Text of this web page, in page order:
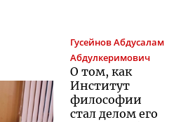
ГусейновАбдусалам
Абдулкеримович
О том, как
Институт
философии
стал делом его